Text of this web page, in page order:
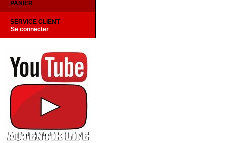
PANIER
SERVICE CLIENT
Se connecter